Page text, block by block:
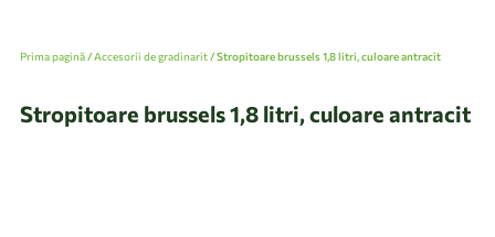
Prima pagină/Accesorii de gradinarit/ Stropitoare brussels 1,8 litri, culoare antracit
Stropitoare brussels 1,8 litri, culoare antracit